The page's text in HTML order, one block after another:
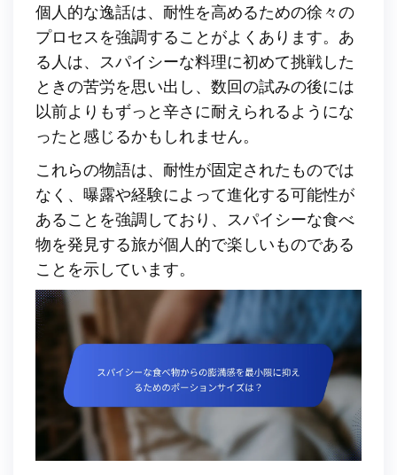
個人的な逸話は、耐性を高めるための徐々の
プロセスを強調することがよくあります。あ
る人は、スパイシーな料理に初めて挑戦した
ときの苦労を思い出し、数回の試みの後には
以前よりもずっと辛さに耐えられるようにな
ったと感じるかもしれません。
これらの物語は、耐性が固定されたものでは
なく、曝露や経験によって進化する可能性が
あることを強調しており、スパイシーな食べ
物を発見する旅が個人的で楽しいものである
ことを示しています。